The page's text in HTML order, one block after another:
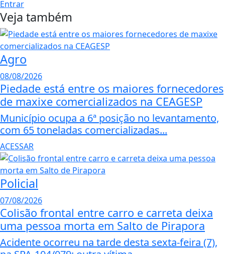
Entrar
Veja também
Agro
08/08/2026
Piedade está entre os maiores fornecedores
de maxixe comercializados na CEAGESP
Município ocupa a 6ª posição no levantamento,
com 65 toneladas comercializadas...
ACESSAR
Policial
07/08/2026
Colisão frontal entre carro e carreta deixa
uma pessoa morta em Salto de Pirapora
Acidente ocorreu na tarde desta sexta-feira (7),